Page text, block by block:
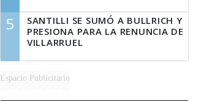
5
SANTILLI SE SUMÓ A BULLRICH Y
PRESIONA PARA LA RENUNCIA DE
VILLARRUEL
Espacio Publicitario